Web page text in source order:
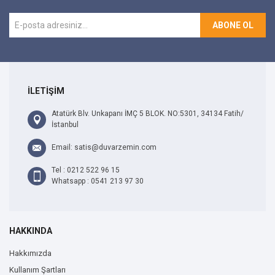
ABONE OL
İLETİŞİM
Atatürk Blv. Unkapanı İMÇ 5 BLOK. NO:5301, 34134 Fatih/
İstanbul
Email: satis@duvarzemin.com
Tel : 0212 522 96 15
Whatsapp : 0541 213 97 30
HAKKINDA
Hakkımızda
Kullanım Şartları